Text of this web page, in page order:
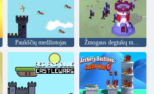
Paukščių medžiotojas Žmogaus degtukų mūšis